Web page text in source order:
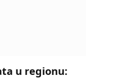
u regionu: